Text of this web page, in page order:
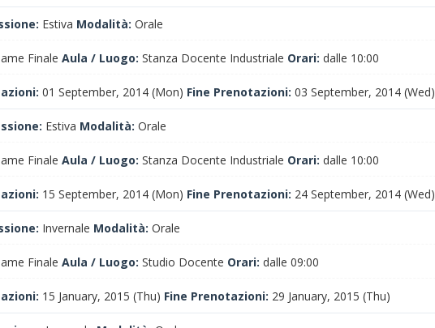
Estiva Modalità: Orale
Finale Aula / Luogo: Stanza Docente Industriale Orari: dalle 10:00
01 September, 2014 (Mon) Fine Prenotazioni: 03 September, 2014 (Wed)
Estiva Modalità: Orale
Finale Aula / Luogo: Stanza Docente Industriale Orari: dalle 10:00
15 September, 2014 (Mon) Fine Prenotazioni: 24 September, 2014 (Wed)
Invernale Modalità: Orale
Finale Aula / Luogo: Studio Docente Orari: dalle 09:00
15 January, 2015 (Thu) Fine Prenotazioni: 29 January, 2015 (Thu)